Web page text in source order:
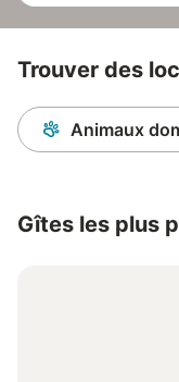
Trouver des
Animaux
Gîtes les plus